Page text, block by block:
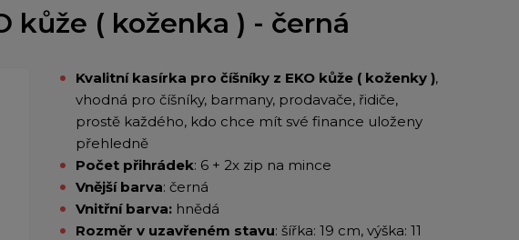
kůže ( koženka ) - černá
Kvalitní kasírka pro číšníky z EKO kůže ( koženky ),
vhodná pro číšníky, barmany, prodavače, řidiče,
prostě každého, kdo chce mít své finance uloženy
přehledně
Počet přihrádek: 6 + 2x zip na mince
Vnější barva: černá
Vnitřní barva: hnědá
Rozměr v uzavřeném stavu: šířka: 19 cm, výška: 11